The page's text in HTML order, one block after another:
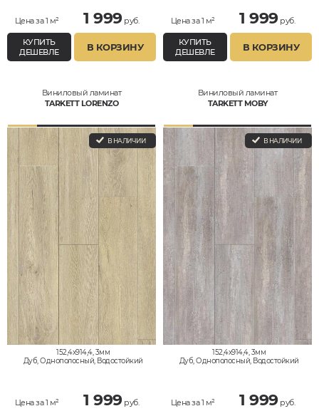
Цена за 1 м² 1 999руб.
КУПИТЬ
ДЕШЕВЛЕ
В КОРЗИНУ
Цена за 1 м² 1 999руб.
КУПИТЬ
ДЕШЕВЛЕ
В КОРЗИНУ
Виниловый ламинат
TARKETT LORENZO
В НАЛИЧИИ
152,4x914,4, 3мм
Дуб, Однополосный, Водостойкий
Цена за 1 м² 1 999руб.
Виниловый ламинат
TARKETT MOBY
В НАЛИЧИИ
152,4x914,4, 3мм
Дуб, Однополосный, Водостойкий
Цена за 1 м² 1 999руб.